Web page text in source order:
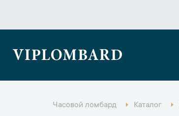
VIPLOMBARD
Часовой ломбард Каталог